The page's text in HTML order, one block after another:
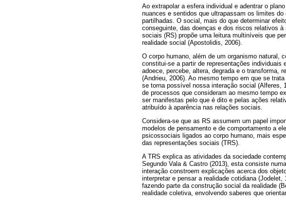
Ao extrapolar a esfera individual e adentrar o
nuances e sentidos que ultrapassam os limites
partilhadas. O social, mais do que determinar
conseguinte, das doenças e dos riscos relativos
sociais (RS) propõe uma leitura multiníveis que
realidade social (Apostolidis, 2006).
O corpo humano, além de um organismo natural,
constitui-se a partir de representações
adoece, percebe, altera, degrada e o transforma,
(Andrieu, 2006). Ao mesmo tempo em que se
se torna possível nossa interação social (Alferes,
de processos que consideram ao mesmo tempo
ser manifestas pelo que é dito e pelas ações
atribuído à aparência nas relações sociais.
Considera-se que as RS assumem um papel
modelos de pensamento e de comportamento a
psicossociais ligados ao corpo humano, mais
das representações sociais (TRS).
A TRS explica as atividades da sociedade
Segundo Vala & Castro (2013), esta consiste
interação constroem explicações acerca dos
interpretar e pensar a realidade cotidiana
fazendo parte da construção social da realidade
realidade coletiva, envolvendo saberes que